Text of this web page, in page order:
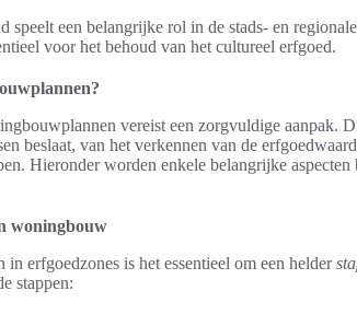
speelt een belangrijke rol in de stads- en
voor het behoud van het cultureel erfgoed.
vereist een zorgvuldige aanpak.
beslaat, van het verkennen van de
Hieronder worden enkele belangrijke aspecten
woningbouw
erfgoedzones is het essentieel om een helder
stappen: